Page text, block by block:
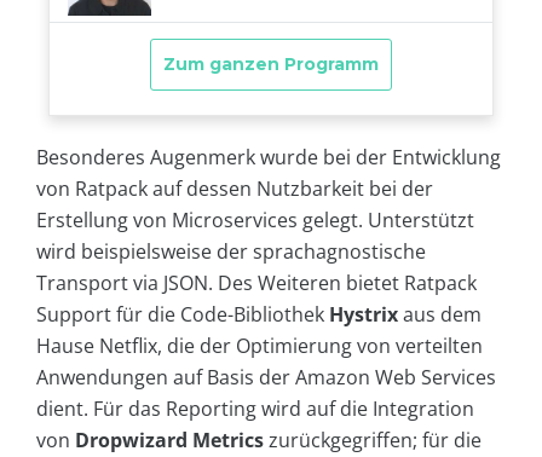
Besonderes Augenmerk wurde bei der Entwicklung
von Ratpack auf dessen Nutzbarkeit bei der
Erstellung von Microservices gelegt. Unterstützt
wird beispielsweise der sprachagnostische
Transport via JSON. Des Weiteren bietet Ratpack
Support für die Code-Bibliothek Hystrixaus dem
Hause Netflix, die der Optimierung von verteilten
Anwendungen auf Basis der Amazon Web Services
dient. Für das Reporting wird auf die Integration
von Dropwizard Metricszurückgegriffen; für die